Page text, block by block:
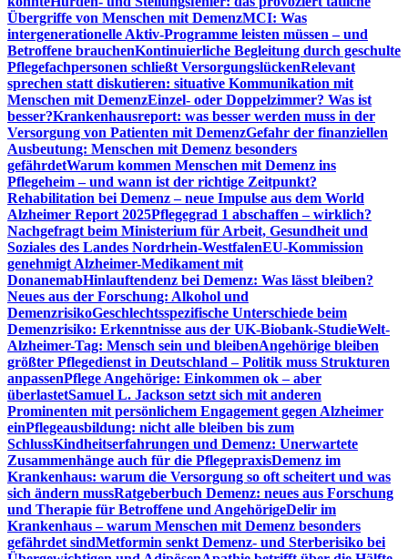
Übergriffe von Menschen mit DemenzMCI: Was
intergenerationelle Aktiv-Programme leisten müssen – und
Betroffene brauchenKontinuierliche Begleitung durch geschulte
Pflegefachpersonen schließt VersorgungslückenRelevant
sprechen statt diskutieren: situative Kommunikation mit
Menschen mit DemenzEinzel- oder Doppelzimmer? Was ist
besser?Krankenhausreport: was besser werden muss in der
Versorgung von Patienten mit DemenzGefahr der finanziellen
Ausbeutung: Menschen mit Demenz besonders
gefährdetWarum kommen Menschen mit Demenz ins
Pflegeheim – und wann ist der richtige Zeitpunkt?
Rehabilitation bei Demenz – neue Impulse aus dem World
Alzheimer Report 2025Pflegegrad 1 abschaffen – wirklich?
Nachgefragt beim Ministerium für Arbeit, Gesundheit und
Soziales des Landes Nordrhein-WestfalenEU-Kommission
genehmigt Alzheimer-Medikament mit
DonanemabHinlauftendenz bei Demenz: Was lässt bleiben?
Neues aus der Forschung: Alkohol und
DemenzrisikoGeschlechtsspezifische Unterschiede beim
Demenzrisiko: Erkenntnisse aus der UK-Biobank-StudieWelt-
Alzheimer-Tag: Mensch sein und bleibenAngehörige bleiben
größter Pflegedienst in Deutschland – Politik muss Strukturen
anpassenPflege Angehörige: Einkommen ok – aber
überlastetSamuel L. Jackson setzt sich mit anderen
Prominenten mit persönlichem Engagement gegen Alzheimer
einPflegeausbildung: nicht alle bleiben bis zum
SchlussKindheitserfahrungen und Demenz: Unerwartete
Zusammenhänge auch für die PflegepraxisDemenz im
Krankenhaus: warum die Versorgung so oft scheitert und was
sich ändern mussRatgeberbuch Demenz: neues aus Forschung
und Therapie für Betroffene und AngehörigeDelir im
Krankenhaus – warum Menschen mit Demenz besonders
gefährdet sindMetformin senkt Demenz- und Sterberisiko bei